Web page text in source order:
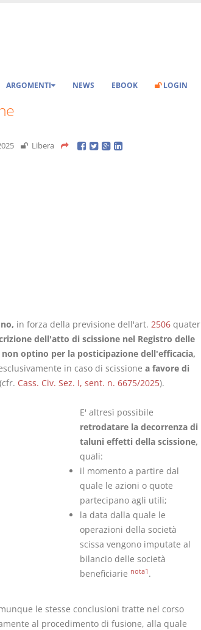
ARGOMENTI NEWS EBOOK LOGIN
Libera
in forza della previsione dell'art. 2506quater
dell'atto di scissione nel Registro delle
optino per la posticipazione dell'efficacia,
in caso di scissione a favore di
Cass. Civ. Sez. I, sent. n. 6675/2025).
E' altresì possibile
retrodatare la decorrenza di
taluni effetti della scissione,
quali:
il momento a partire dal
quale le azioni o quote
partecipano agli utili;
la data dalla quale le
operazioni della società
scissa vengono imputate al
bilancio delle società
beneficiarie nota1 .
le stesse conclusioni tratte nel corso
al procedimento di fusione, alla quale
Usufrutto Uso e
Abitazione
D. Minussi
(iva incl.)